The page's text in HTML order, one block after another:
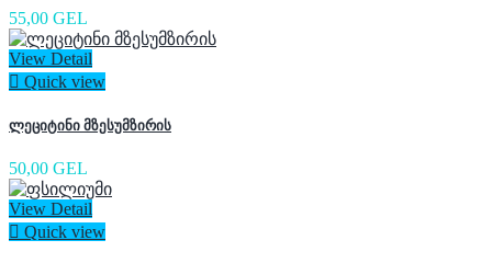
55,00 GEL
View Detail
 Quick view
ლეციტინი მზესუმზირის
50,00 GEL
View Detail
 Quick view